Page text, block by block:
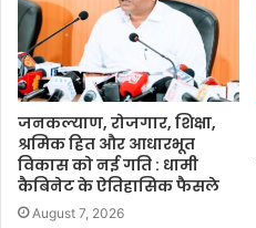
जनकल्याण, रोजगार, शिक्षा,
श्रमिक हित और आधारभूत
विकास को नई गति : धामी
कैबिनेट के ऐतिहासिक फैसले
August 7, 2026